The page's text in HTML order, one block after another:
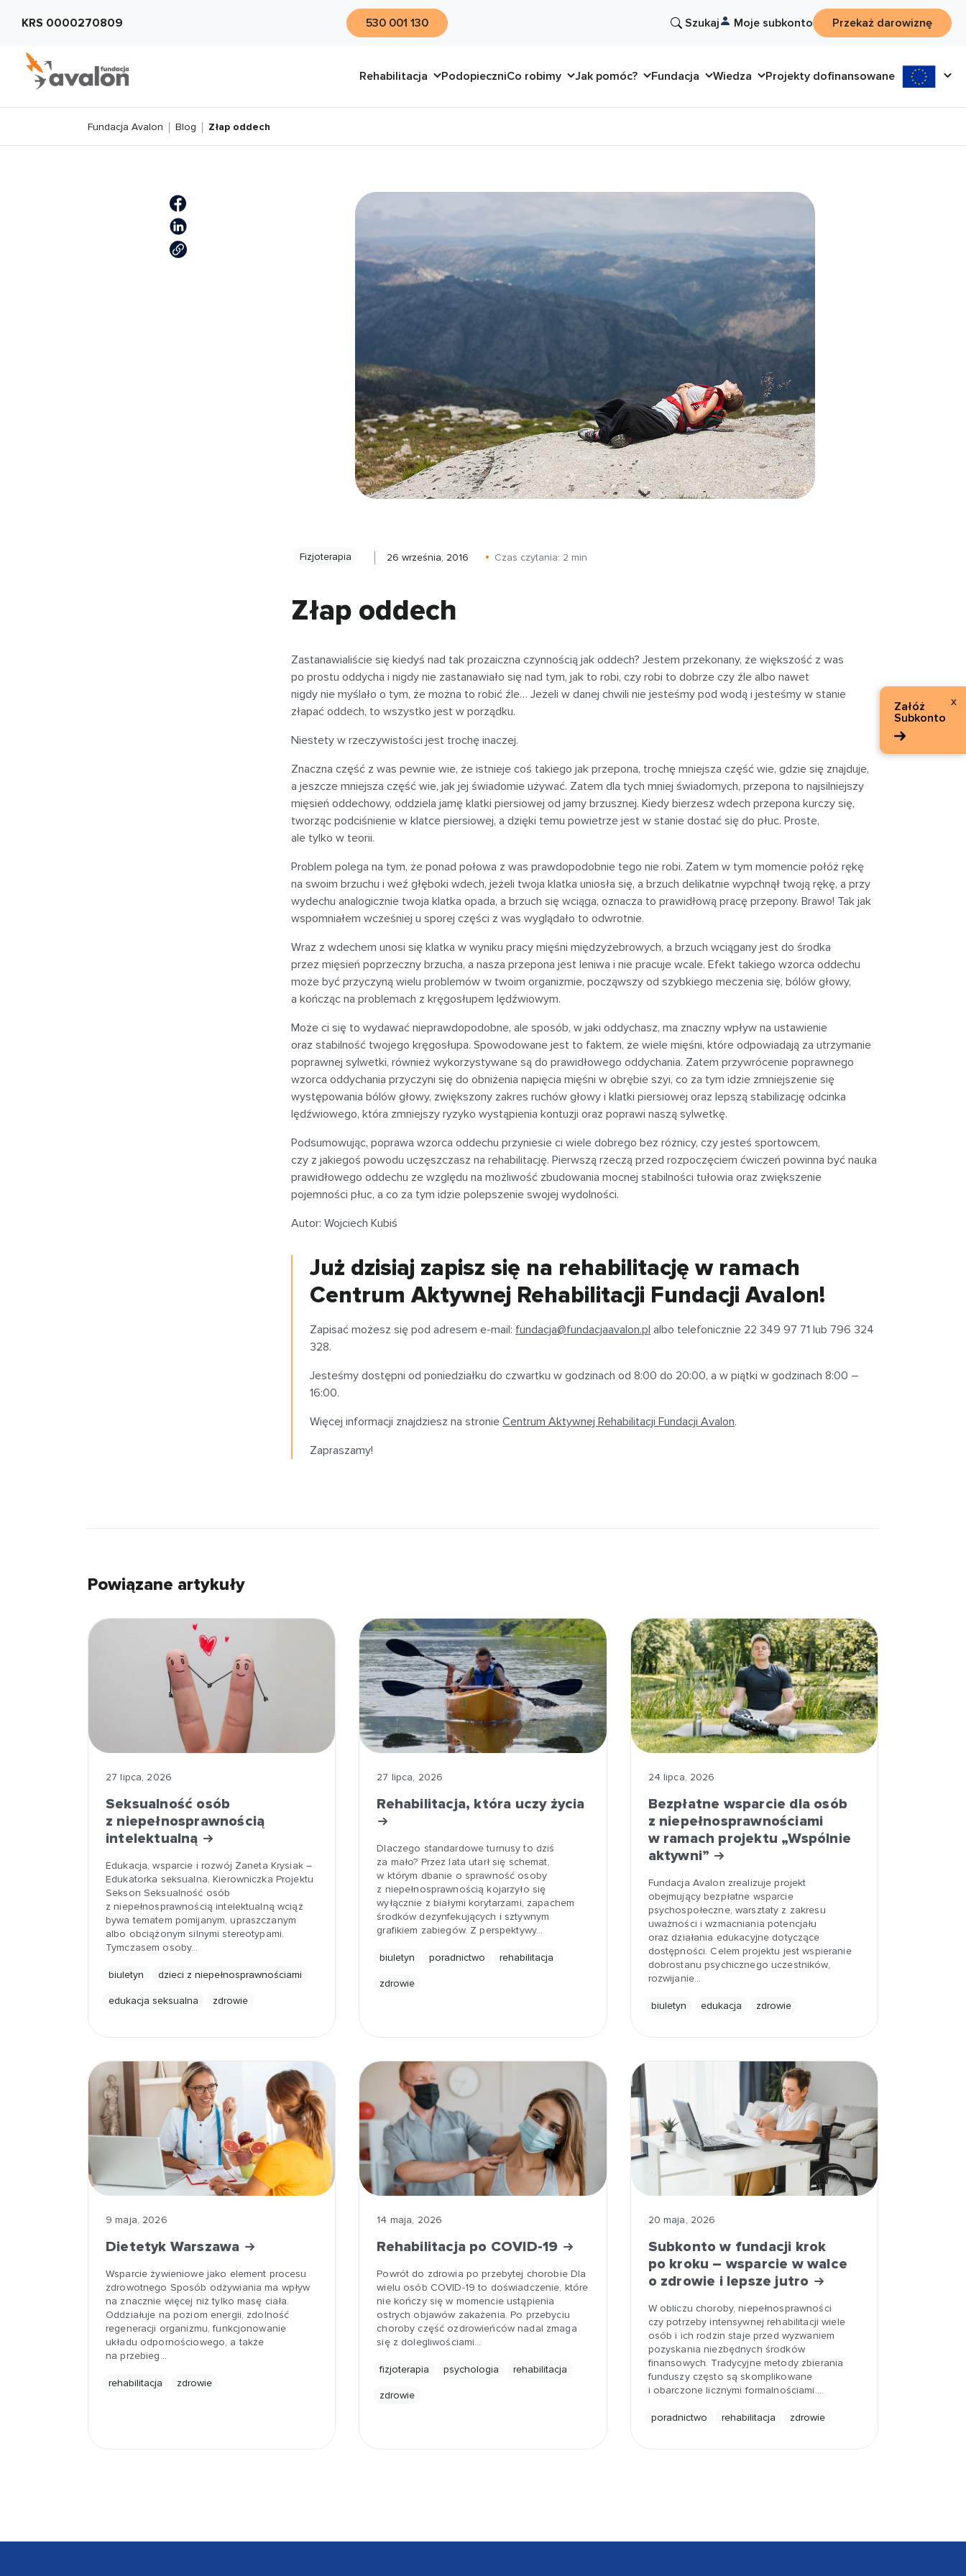
Załóż
Subkonto
x
KRS 0000270809 530 001 130 Szukaj Moje subkonto Przekaż darowiznę
Rehabilitacja PodopieczniCo robimy Jak pomóc? Fundacja Wiedza Projekty dofinansowane
Fundacja Avalon Blog Złap oddech
Fizjoterapia 26 września, 2016 Czas czytania: 2 min
Złap oddech
Zastanawialiście się kiedyś nad tak prozaiczna czynnością jak oddech? Jestem przekonany, że większość z was
po prostu oddycha i nigdy nie zastanawiało się nad tym, jak to robi, czy robi to dobrze czy źle albo nawet
nigdy nie myślało o tym, że można to robić źle… Jeżeli w danej chwili nie jesteśmy pod wodą i jesteśmy w stanie
złapać oddech, to wszystko jest w porządku.
Niestety w rzeczywistości jest trochę inaczej.
Znaczna część z was pewnie wie, że istnieje coś takiego jak przepona, trochę mniejsza część wie, gdzie się znajduje,
a jeszcze mniejsza część wie, jak jej świadomie używać. Zatem dla tych mniej świadomych, przepona to najsilniejszy
mięsień oddechowy, oddziela jamę klatki piersiowej od jamy brzusznej. Kiedy bierzesz wdech przepona kurczy się,
tworząc podciśnienie w klatce piersiowej, a dzięki temu powietrze jest w stanie dostać się do płuc. Proste,
ale tylko w teorii.
Problem polega na tym, że ponad połowa z was prawdopodobnie tego nie robi. Zatem w tym momencie połóż rękę
na swoim brzuchu i weź głęboki wdech, jeżeli twoja klatka uniosła się, a brzuch delikatnie wypchnął twoją rękę, a przy
wydechu analogicznie twoja klatka opada, a brzuch się wciąga, oznacza to prawidłową pracę przepony. Brawo! Tak jak
wspomniałem wcześniej u sporej części z was wyglądało to odwrotnie.
Wraz z wdechem unosi się klatka w wyniku pracy mięśni międzyżebrowych, a brzuch wciągany jest do środka
przez mięsień poprzeczny brzucha, a nasza przepona jest leniwa i nie pracuje wcale. Efekt takiego wzorca oddechu
może być przyczyną wielu problemów w twoim organizmie, począwszy od szybkiego meczenia się, bólów głowy,
a kończąc na problemach z kręgosłupem lędźwiowym.
Może ci się to wydawać nieprawdopodobne, ale sposób, w jaki oddychasz, ma znaczny wpływ na ustawienie
oraz stabilność twojego kręgosłupa. Spowodowane jest to faktem, że wiele mięśni, które odpowiadają za utrzymanie
poprawnej sylwetki, również wykorzystywane są do prawidłowego oddychania. Zatem przywrócenie poprawnego
wzorca oddychania przyczyni się do obniżenia napięcia mięśni w obrębie szyi, co za tym idzie zmniejszenie się
występowania bólów głowy, zwiększony zakres ruchów głowy i klatki piersiowej oraz lepszą stabilizację odcinka
lędźwiowego, która zmniejszy ryzyko wystąpienia kontuzji oraz poprawi naszą sylwetkę.
Podsumowując, poprawa wzorca oddechu przyniesie ci wiele dobrego bez różnicy, czy jesteś sportowcem,
czy z jakiegoś powodu uczęszczasz na rehabilitację. Pierwszą rzeczą przed rozpoczęciem ćwiczeń powinna być nauka
prawidłowego oddechu ze względu na możliwość zbudowania mocnej stabilności tułowia oraz zwiększenie
pojemności płuc, a co za tym idzie polepszenie swojej wydolności.
Autor: Wojciech Kubiś
Już dzisiaj zapisz się na rehabilitację w ramach
Centrum Aktywnej Rehabilitacji Fundacji Avalon!
Zapisać możesz się pod adresem e-mail: fundacja@fundacjaavalon.pl albo telefonicznie 22 349 97 71 lub 796 324
328.
Jesteśmy dostępni od poniedziałku do czwartku w godzinach od 8:00 do 20:00, a w piątki w godzinach 8:00 –
16:00.
Więcej informacji znajdziesz na stronie Centrum Aktywnej Rehabilitacji Fundacji Avalon.
Zapraszamy!
Powiązane artykuły
27 lipca, 2026
Seksualność osób
z niepełnosprawnością
intelektualną
Edukacja, wsparcie i rozwój Żaneta Krysiak –
Edukatorka seksualna, Kierowniczka Projektu
Sekson Seksualność osób
z niepełnosprawnością intelektualną wciąż
bywa tematem pomijanym, upraszczanym
albo obciążonym silnymi stereotypami.
Tymczasem osoby…
biuletyn dzieci z niepełnosprawnościami
edukacja seksualna zdrowie
27 lipca, 2026
Rehabilitacja, która uczy życia
Dlaczego standardowe turnusy to dziś
za mało? Przez lata utarł się schemat,
w którym dbanie o sprawność osoby
z niepełnosprawnością kojarzyło się
wyłącznie z białymi korytarzami, zapachem
środków dezynfekujących i sztywnym
grafikiem zabiegów. Z perspektywy…
biuletyn poradnictwo rehabilitacja
zdrowie
24 lipca, 2026
Bezpłatne wsparcie dla osób
z niepełnosprawnościami
w ramach projektu „Wspólnie
aktywni”
Fundacja Avalon zrealizuje projekt
obejmujący bezpłatne wsparcie
psychospołeczne, warsztaty z zakresu
uważności i wzmacniania potencjału
oraz działania edukacyjne dotyczące
dostępności. Celem projektu jest wspieranie
dobrostanu psychicznego uczestników,
rozwijanie…
biuletyn edukacja zdrowie
9 maja, 2026
Dietetyk Warszawa
Wsparcie żywieniowe jako element procesu
zdrowotnego Sposób odżywiania ma wpływ
na znacznie więcej niż tylko masę ciała.
Oddziałuje na poziom energii, zdolność
regeneracji organizmu, funkcjonowanie
układu odpornościowego, a także
na przebieg…
rehabilitacja zdrowie
14 maja, 2026
Rehabilitacja po COVID-19
Powrót do zdrowia po przebytej chorobie Dla
wielu osób COVID-19 to doświadczenie, które
nie kończy się w momencie ustąpienia
ostrych objawów zakażenia. Po przebyciu
choroby część ozdrowieńców nadal zmaga
się z dolegliwościami…
fizjoterapia psychologia rehabilitacja
zdrowie
20 maja, 2026
Subkonto w fundacji krok
po kroku – wsparcie w walce
o zdrowie i lepsze jutro
W obliczu choroby, niepełnosprawności
czy potrzeby intensywnej rehabilitacji wiele
osób i ich rodzin staje przed wyzwaniem
pozyskania niezbędnych środków
finansowych. Tradycyjne metody zbierania
funduszy często są skomplikowane
i obarczone licznymi formalnościami.…
poradnictwo rehabilitacja zdrowie